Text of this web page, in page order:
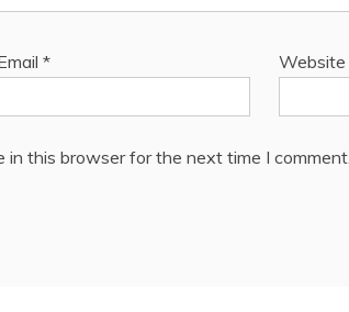
* Website
in this browser for the next time I comment.